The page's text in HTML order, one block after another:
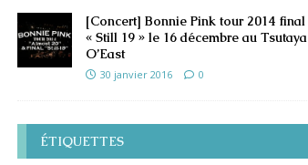
[Concert] Bonnie Pink tour 2014 final
« Still 19 » le 16 décembre au Tsutaya
O’East
30 janvier 2016 0
ÉTIQUETTES